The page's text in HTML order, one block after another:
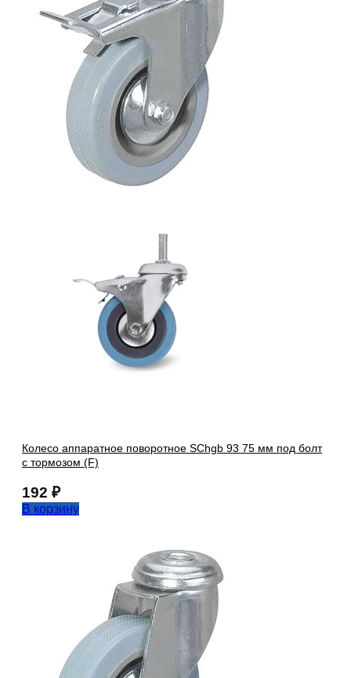
Колесо аппаратное поворотное SChgb 93 75 мм под болт
с тормозом (F)
192 ₽
В корзину